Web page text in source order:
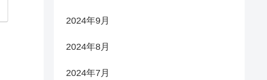
2024年9月
2024年8月
2024年7月